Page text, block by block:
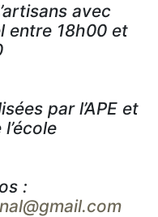
avec
entre 18h00 et
par l’APE et
: